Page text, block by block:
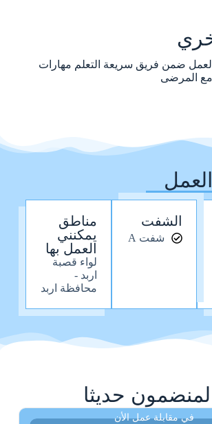
ضمن فريق سريعة التعلم مهارات
المرضى
الشفت
شفت A
مناطق
يمكنني
العمل بها
لواء قصبة
اربد -
محافظة اربد
حديثا
في مقابلة عمل الأن